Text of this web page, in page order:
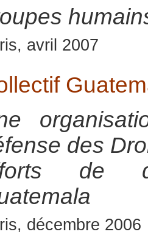
avril 2007
des
de
décembre 2006